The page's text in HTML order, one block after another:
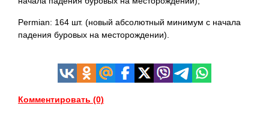
Permian: 164 шт. (новый абсолютный минимум с начала
падения буровых на месторождении).
Комментировать (0)